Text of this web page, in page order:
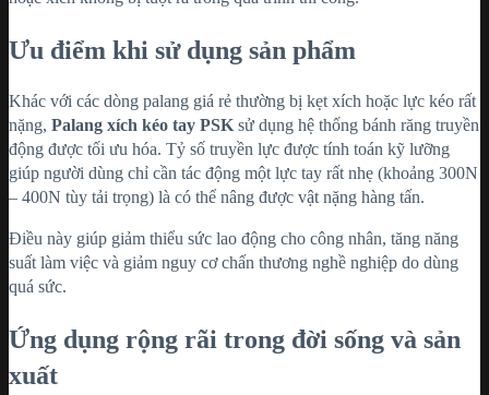
Ưu điểm khi sử dụng sản phẩm
Khác với các dòng palang giá rẻ thường bị kẹt xích hoặc lực kéo rất
nặng, Palang xích kéo tay PSK sử dụng hệ thống bánh răng truyền
động được tối ưu hóa. Tỷ số truyền lực được tính toán kỹ lưỡng
giúp người dùng chỉ cần tác động một lực tay rất nhẹ (khoảng 300N
– 400N tùy tải trọng) là có thể nâng được vật nặng hàng tấn.
Điều này giúp giảm thiểu sức lao động cho công nhân, tăng năng
suất làm việc và giảm nguy cơ chấn thương nghề nghiệp do dùng
quá sức.
Ứng dụng rộng rãi trong đời sống và sản
xuất